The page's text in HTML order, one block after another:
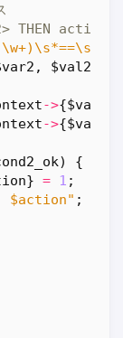
THEN action
, $val2
->{$var1
->{$var2
)
{
} = 1 ;
$action" ;